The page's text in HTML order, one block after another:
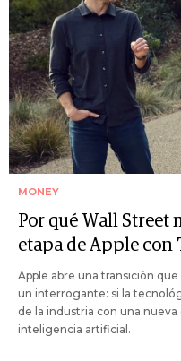
MONEY
Por qué Wall Street
etapa de Apple con
Apple abre una transición
un interrogante: si la
de la industria con una
inteligencia artificial.